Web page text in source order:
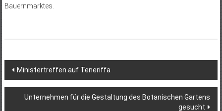
Bauernmarktes.
Beitragsnavigation
Ministertreffen auf Teneriffa
Unternehmen für die Gestaltung des Botanischen Gartens
gesucht